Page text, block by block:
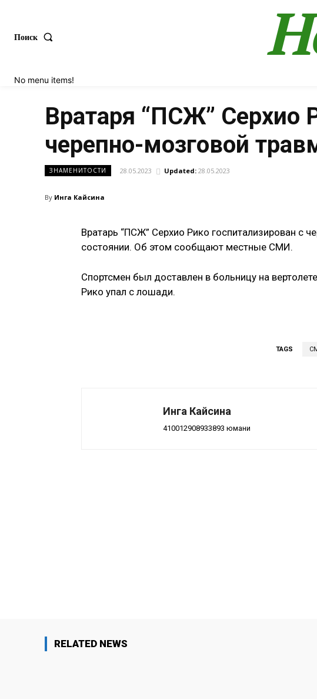
Поиск
No menu items!
Вратаря “ПСЖ” Серхио
черепно-мозговой
ЗНАМЕНИТОСТИ 28.05.2023 Updated: 28.05.2023
By Инга Кайсина
Вратарь “ПСЖ” Серхио Рико госпитализирован с
состоянии. Об этом сообщают местные СМИ.
Спортсмен был доставлен в больницу на
Рико упал с лошади.
TAGS
Инга Кайсина
410012908933893 юмани
RELATED NEWS